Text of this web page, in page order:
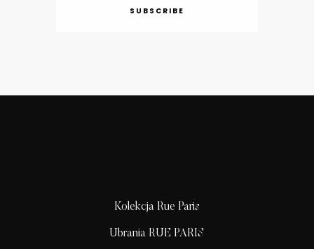
SUBSCRIBE
Kolekcja Rue Paris
Ubrania RUE PARIS